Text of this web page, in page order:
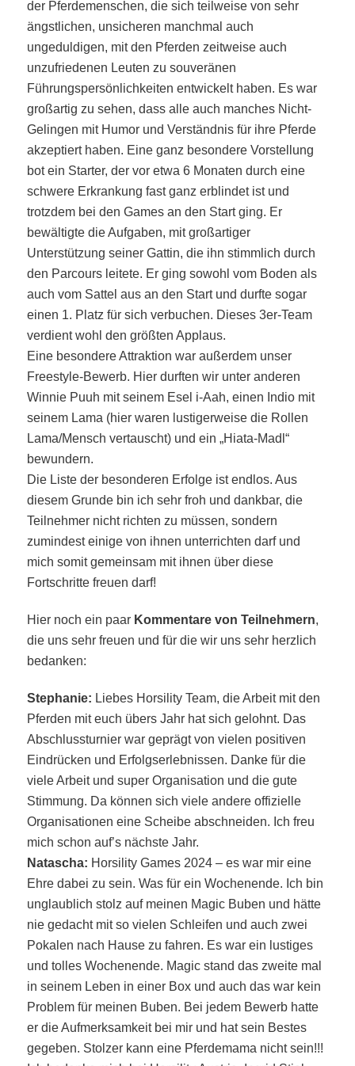
der Pferdemenschen, die sich teilweise von sehr
ängstlichen, unsicheren manchmal auch
ungeduldigen, mit den Pferden zeitweise auch
unzufriedenen Leuten zu souveränen
Führungspersönlichkeiten entwickelt haben. Es war
großartig zu sehen, dass alle auch manches Nicht-
Gelingen mit Humor und Verständnis für ihre Pferde
akzeptiert haben. Eine ganz besondere Vorstellung
bot ein Starter, der vor etwa 6 Monaten durch eine
schwere Erkrankung fast ganz erblindet ist und
trotzdem bei den Games an den Start ging. Er
bewältigte die Aufgaben, mit großartiger
Unterstützung seiner Gattin, die ihn stimmlich durch
den Parcours leitete. Er ging sowohl vom Boden als
auch vom Sattel aus an den Start und durfte sogar
einen 1. Platz für sich verbuchen. Dieses 3er-Team
verdient wohl den größten Applaus.
Eine besondere Attraktion war außerdem unser
Freestyle-Bewerb. Hier durften wir unter anderen
Winnie Puuh mit seinem Esel i-Aah, einen Indio mit
seinem Lama (hier waren lustigerweise die Rollen
Lama/Mensch vertauscht) und ein „Hiata-Madl“
bewundern.
Die Liste der besonderen Erfolge ist endlos. Aus
diesem Grunde bin ich sehr froh und dankbar, die
Teilnehmer nicht richten zu müssen, sondern
zumindest einige von ihnen unterrichten darf und
mich somit gemeinsam mit ihnen über diese
Fortschritte freuen darf!
Hier noch ein paar Kommentare von Teilnehmern,
die uns sehr freuen und für die wir uns sehr herzlich
bedanken:
Stephanie: Liebes Horsility Team, die Arbeit mit den
Pferden mit euch übers Jahr hat sich gelohnt. Das
Abschlussturnier war geprägt von vielen positiven
Eindrücken und Erfolgserlebnissen. Danke für die
viele Arbeit und super Organisation und die gute
Stimmung. Da können sich viele andere offizielle
Organisationen eine Scheibe abschneiden. Ich freu
mich schon auf’s nächste Jahr.
Natascha: Horsility Games 2024 – es war mir eine
Ehre dabei zu sein. Was für ein Wochenende. Ich bin
unglaublich stolz auf meinen Magic Buben und hätte
nie gedacht mit so vielen Schleifen und auch zwei
Pokalen nach Hause zu fahren. Es war ein lustiges
und tolles Wochenende. Magic stand das zweite mal
in seinem Leben in einer Box und auch das war kein
Problem für meinen Buben. Bei jedem Bewerb hatte
er die Aufmerksamkeit bei mir und hat sein Bestes
gegeben. Stolzer kann eine Pferdemama nicht sein!!!